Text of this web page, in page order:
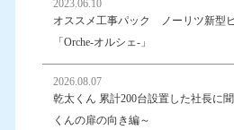
2023.06.10
オススメ工事パック ノーリツ新型
「Orche-オルシェ-」
2026.08.07
乾太くん 累計200台設置した社長に
くんの扉の向き編～